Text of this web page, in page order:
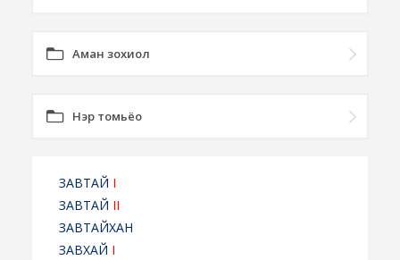
Аман зохиол
Нэр томьёо
ЗАВТАЙ I
ЗАВТАЙ II
ЗАВТАЙХАН
ЗАВХАЙ I